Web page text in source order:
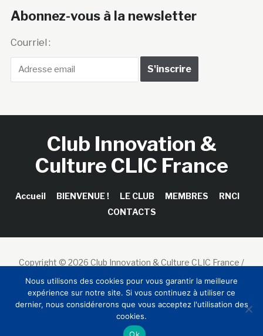
Abonnez-vous à la newsletter
Courriel :
Club Innovation &
Culture CLIC France
Accueil BIENVENUE ! LE CLUB MEMBRES
RNCI
CONTACTS
Copyright © 2026 Club Innovation & Culture CLIC France /
Sinapses Conseils
Nous utilisons des cookies pour vous garantir la meilleure
expérience sur notre site. Si vous continuez à utiliser ce
dernier, nous considérerons que vous acceptez l'utilisation des
cookies.
Ok